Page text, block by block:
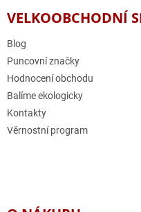
VELKOOBCHODNÍ
Blog
Puncovní značky
Hodnocení obchodu
Balíme ekologicky
Kontakty
Věrnostní program